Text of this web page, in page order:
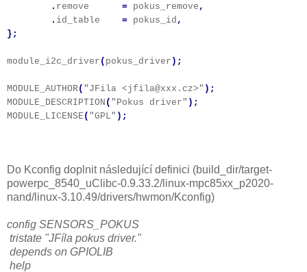
. remove = pokus_remove ,
. id_table = pokus_id ,
};
module_i2c_driver ( pokus_driver );
MODULE_AUTHOR( "JFila <jfila@xxx.cz>" );
MODULE_DESCRIPTION ( "Pokus driver" );
MODULE_LICENSE ( "GPL" );
Do Kconfig doplnit následující definici (build_dir/target-
powerpc_8540_uClibc-0.9.33.2/linux-mpc85xx_p2020-
nand/linux-3.10.49/drivers/hwmon/Kconfig)
config SENSORS_POKUS
tristate "JFíla pokus driver."
depends on GPIOLIB
help